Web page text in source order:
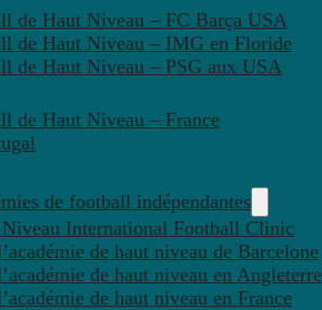
de Haut Niveau – FC Barça USA
de Haut Niveau – IMG en Floride
de Haut Niveau – PSG aux USA
de Haut Niveau – France
de football indépendantes
International Football Clinic
de haut niveau de Barcelone
de haut niveau en Angleterre
de haut niveau en France